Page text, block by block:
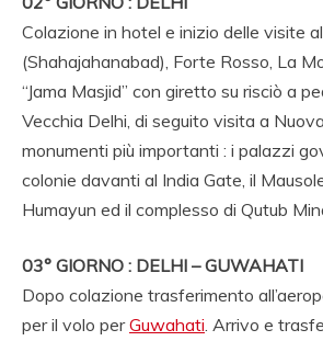
SPECIALISTA
VIAGGIO
VIAGGIO
INDIA,
VIAGGIO,
OPERATOR
IN INDIA.
Colazione in hotel e inizio delle visite
(Shahajahanabad), Forte Rosso, La
“Jama Masjid” con giretto su risciò a
Vecchia Delhi, di seguito visita a
monumenti più importanti : i palazzi
colonie davanti al India Gate, il
Humayun ed il complesso di Qutub
03° GIORNO : DELHI – GUWAHATI
Dopo colazione trasferimento
per il volo perGuwahati . Arrivo e